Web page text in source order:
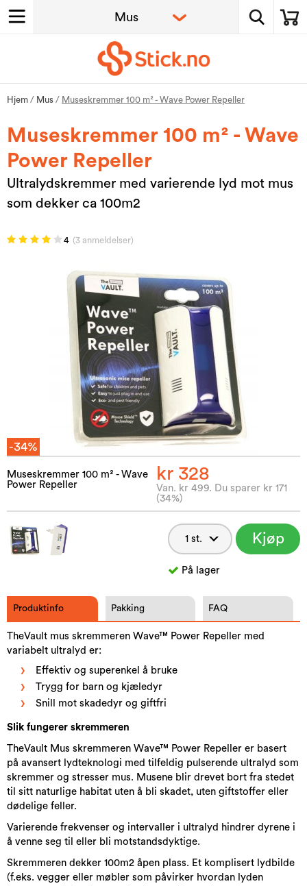
Hjem / Mus / Museskremmer 100 m² - Wave Power Repeller
Museskremmer 100 m² - Wave
Power Repeller
Ultralydskremmer med varierende lyd mot mus
som dekker ca 100m2
4 (3 anmeldelser)
-34%
Museskremmer 100 m² - Wave
Power Repeller
kr 328
Van. kr 499. Du sparer kr 171
(34%)
Kjøp
På lager
Produktinfo Pakking FAQ
TheVault mus skremmeren Wave™ Power Repeller med
variabelt ultralyd er:
Effektiv og superenkel å bruke
Trygg for barn og kjæledyr
Snill mot skadedyr og giftfri
Slik fungerer skremmeren
TheVault Mus skremmeren Wave™ Power Repeller er basert
på avansert lydteknologi med tilfeldig pulserende ultralyd som
skremmer og stresser mus. Musene blir drevet bort fra stedet
til sitt naturlige habitat uten å bli skadet, uten giftstoffer eller
dødelige feller.
Varierende frekvenser og intervaller i ultralyd hindrer dyrene i
å venne seg til eller bli motstandsdyktige.
Skremmeren dekker 100m2 åpen plass. Et komplisert lydbilde
(f.eks. vegger eller møbler som påvirker hvordan lyden